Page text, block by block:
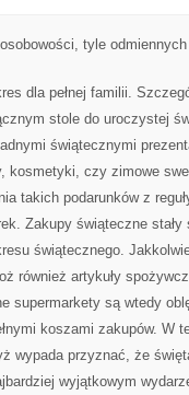
tyle
dla pełnej familii.
stole do uroczystej
świątecznymi
kosmetyki, czy zimowe
takich podarunków z
Zakupy świąteczne
świątecznego.
również artykuły
supermarkety są wtedy
koszami zakupów. W
wypada przyznać, że
wyjątkowym